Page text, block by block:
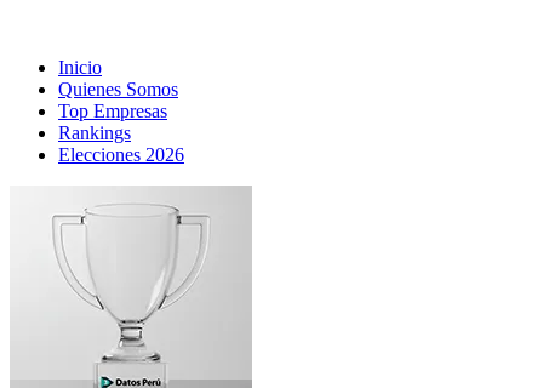
Inicio
Quienes Somos
Top Empresas
Rankings
Elecciones 2026